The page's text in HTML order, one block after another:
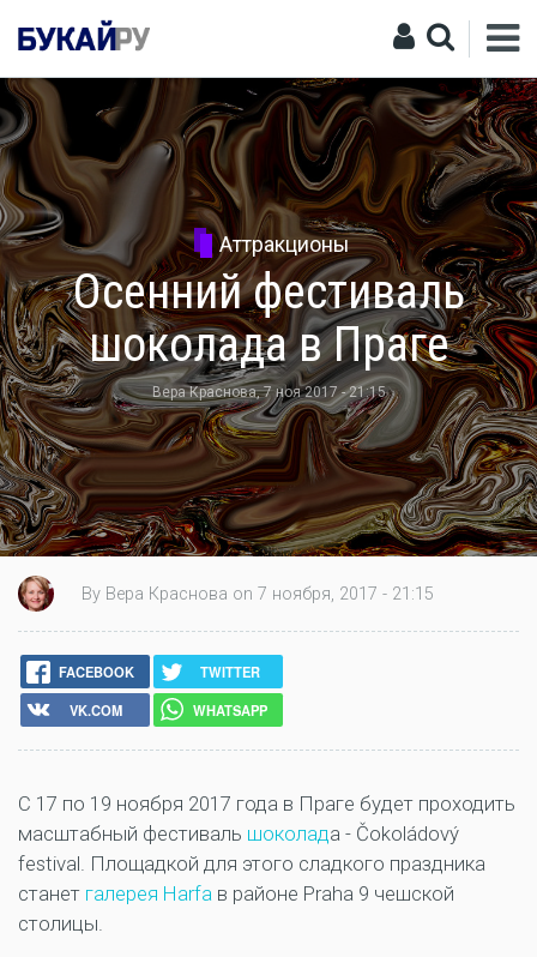
Аттракционы
Осенний фестиваль
шоколада в Праге
Вера Краснова, 7 ноя 2017 - 21:15
By Вера Краснова on 7 ноября, 2017 - 21:15
FACEBOOK
TWITTER
VK.COM
WHATSAPP
С 17 по 19 ноября 2017 года в Праге будет проходить
масштабный фестиваль шоколада - Čokoládový
festival. Площадкой для этого сладкого праздника
станет галерея Harfa в районе Praha 9 чешской
столицы.